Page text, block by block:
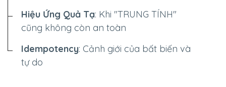
Hiệu Ứng Quả Tạ: Khi "TRUNG TÍNH"
cũng không còn an toàn
Idempotency: Cảnh giới của bất biến và
tự do
Average CTR